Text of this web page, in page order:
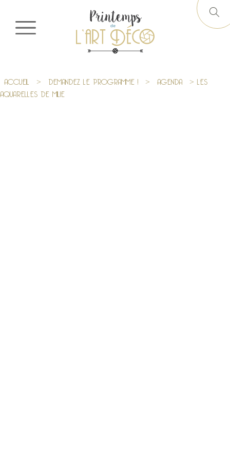
ACCUEIL > DEMANDEZ LE PROGRAMME ! > AGENDA > LES
AQUARELLES DE MILIE